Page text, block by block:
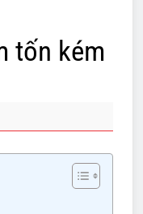
tốn kém